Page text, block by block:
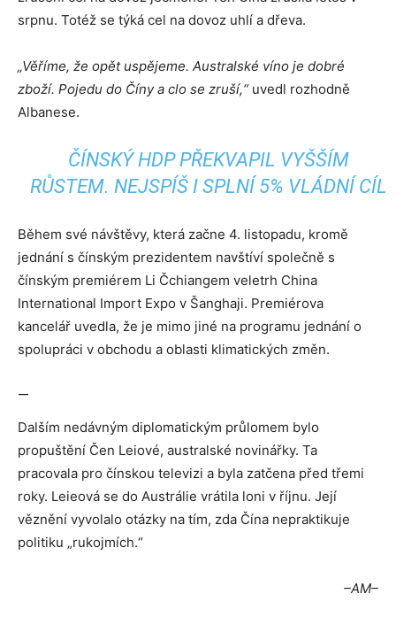
srpnu. Totéž se týká cel na dovoz uhlí a dřeva.
„Věříme, že opět uspějeme. Australské víno je dobré
zboží. Pojedu do Číny a clo se zruší,“uvedl rozhodně
Albanese.
ČÍNSKÝ HDP PŘEKVAPIL VYŠŠÍM
RŮSTEM. NEJSPÍŠ I SPLNÍ 5% VLÁDNÍ CÍL
Během své návštěvy, která začne 4. listopadu, kromě
jednání s čínským prezidentem navštíví společně s
čínským premiérem Li Čchiangem veletrh China
International Import Expo v Šanghaji. Premiérova
kancelář uvedla, že je mimo jiné na programu jednání o
spolupráci v obchodu a oblasti klimatických změn.
—
Dalším nedávným diplomatickým průlomem bylo
propuštění Čen Leiové, australské novinářky. Ta
pracovala pro čínskou televizi a byla zatčena před třemi
roky. Leieová se do Austrálie vrátila loni v říjnu. Její
věznění vyvolalo otázky na tím, zda Čína nepraktikuje
politiku „rukojmích.“
–AM–